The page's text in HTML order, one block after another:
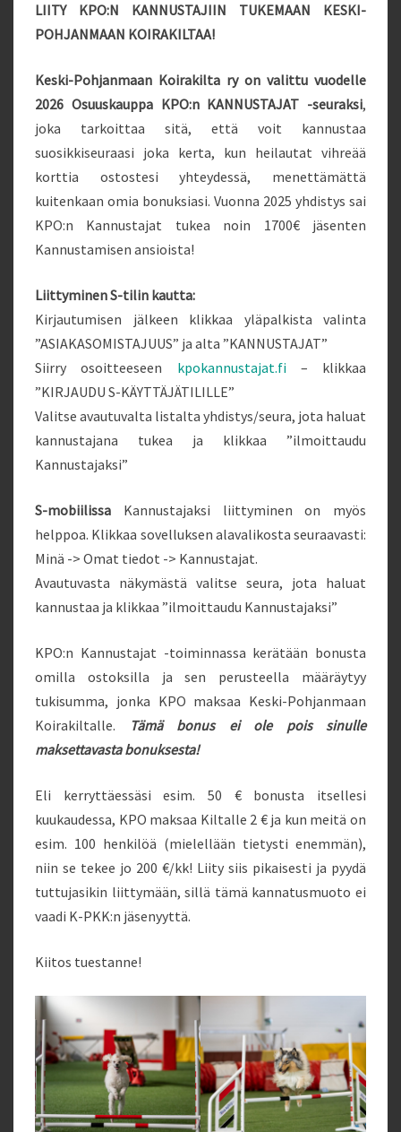
LIITY KPO:N KANNUSTAJIIN TUKEMAAN KESKI-
POHJANMAAN KOIRAKILTAA!
Keski-Pohjanmaan Koirakilta ry on valittu vuodelle
2026 Osuuskauppa KPO:n KANNUSTAJAT -seuraksi,
joka tarkoittaa sitä, että voit kannustaa
suosikkiseuraasi joka kerta, kun heilautat vihreää
korttia ostostesi yhteydessä, menettämättä
kuitenkaan omia bonuksiasi. Vuonna 2025 yhdistys sai
KPO:n Kannustajat tukea noin 1700€ jäsenten
Kannustamisen ansioista!
Liittyminen S-tilin kautta:
Kirjautumisen jälkeen klikkaa yläpalkista valinta
”ASIAKASOMISTAJUUS” ja alta ”KANNUSTAJAT”
Siirry osoitteeseen kpokannustajat.fi– klikkaa
”KIRJAUDU S-KÄYTTÄJÄTILILLE”
Valitse avautuvalta listalta yhdistys/seura, jota haluat
kannustajana tukea ja klikkaa ”ilmoittaudu
Kannustajaksi”
S-mobiilissa Kannustajaksi liittyminen on myös
helppoa. Klikkaa sovelluksen alavalikosta seuraavasti:
Minä -> Omat tiedot -> Kannustajat.
Avautuvasta näkymästä valitse seura, jota haluat
kannustaa ja klikkaa ”ilmoittaudu Kannustajaksi”
KPO:n Kannustajat -toiminnassa kerätään bonusta
omilla ostoksilla ja sen perusteella määräytyy
tukisumma, jonka KPO maksaa Keski-Pohjanmaan
Koirakiltalle.
Tämä bonus ei ole pois sinulle
maksettavasta bonuksesta!
Eli kerryttäessäsi esim. 50 € bonusta itsellesi
kuukaudessa, KPO maksaa Kiltalle 2 € ja kun meitä on
esim. 100 henkilöä (mielellään tietysti enemmän),
niin se tekee jo 200 €/kk! Liity siis pikaisesti ja pyydä
tuttujasikin liittymään, sillä tämä kannatusmuoto ei
vaadi K-PKK:n jäsenyyttä.
Kiitos tuestanne!